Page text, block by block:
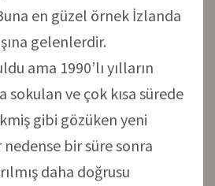
en güzel örnek İzlanda
gelenlerdir.
ama 1990’lı yılların
sokulan ve çok kısa sürede
gibi gözüken yeni
bir süre sonra
daha doğrusu